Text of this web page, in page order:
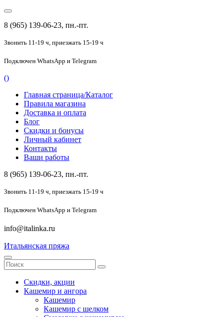
8 (965) 139-06-23, пн.-пт.
Звонить 11-19 ч, приезжать 15-19 ч
Подключен WhatsApp и Telegram
()
Главная страница/Каталог
Правила магазина
Доставка и оплата
Блог
Скидки и бонусы
Личный кабинет
Контакты
Ваши работы
8 (965) 139-06-23, пн.-пт.
Звонить 11-19 ч, приезжать 15-19 ч
Подключен WhatsApp и Telegram
info@italinka.ru
Итальянская пряжа
Скидки, акции
Кашемир и ангора
Кашемир
Кашемир с шелком